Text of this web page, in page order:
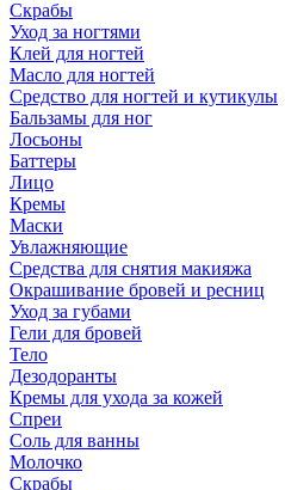
Скрабы
Уход за ногтями
Клей для ногтей
Масло для ногтей
Средство для ногтей и кутикулы
Бальзамы для ног
Лосьоны
Баттеры
Лицо
Кремы
Маски
Увлажняющие
Средства для снятия макияжа
Окрашивание бровей и ресниц
Уход за губами
Гели для бровей
Тело
Дезодоранты
Кремы для ухода за кожей
Спреи
Соль для ванны
Молочко
Скрабы